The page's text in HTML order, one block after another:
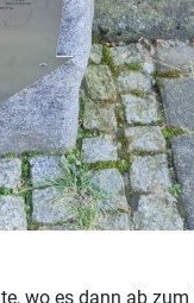
wo es dann ab